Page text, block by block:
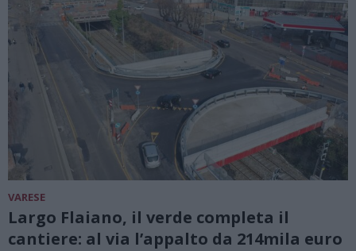
VARESE
Largo Flaiano, il verde completa il
cantiere: al via l’appalto da 214mila euro